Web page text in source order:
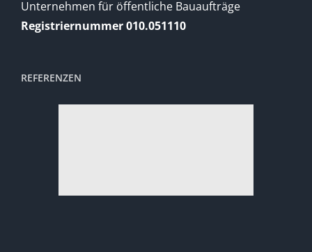
Unternehmen für öffentliche Bauaufträge
Registriernummer 010.051110
REFERENZEN